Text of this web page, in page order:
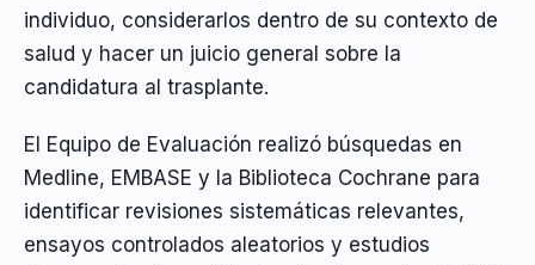
individuo, considerarlos dentro de su contexto de
salud y hacer un juicio general sobre la
candidatura al trasplante.
El Equipo de Evaluación realizó búsquedas en
Medline, EMBASE y la Biblioteca Cochrane para
identificar revisiones sistemáticas relevantes,
ensayos controlados aleatorios y estudios